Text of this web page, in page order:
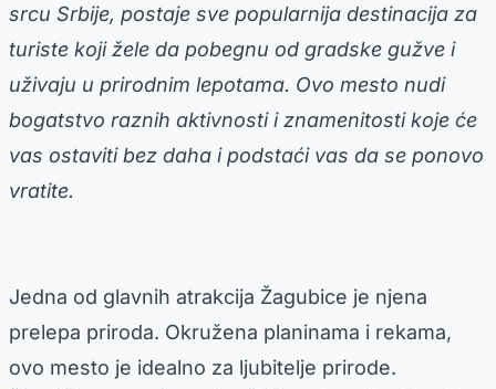
srcu Srbije, postaje sve popularnija destinacija za
turiste koji žele da pobegnu od gradske gužve i
uživaju u prirodnim lepotama. Ovo mesto nudi
bogatstvo raznih aktivnosti i znamenitosti koje će
vas ostaviti bez daha i podstaći vas da se ponovo
vratite.
Jedna od glavnih atrakcija Žagubice je njena
prelepa priroda. Okružena planinama i rekama,
ovo mesto je idealno za ljubitelje prirode.